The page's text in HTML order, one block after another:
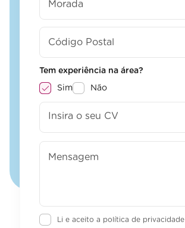
Tem experiência na área?
Sim Não
Insira o seu CV
Li e aceito a política de privacidade